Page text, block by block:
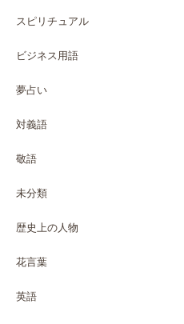
スピリチュアル
ビジネス用語
夢占い
対義語
敬語
未分類
歴史上の人物
花言葉
英語